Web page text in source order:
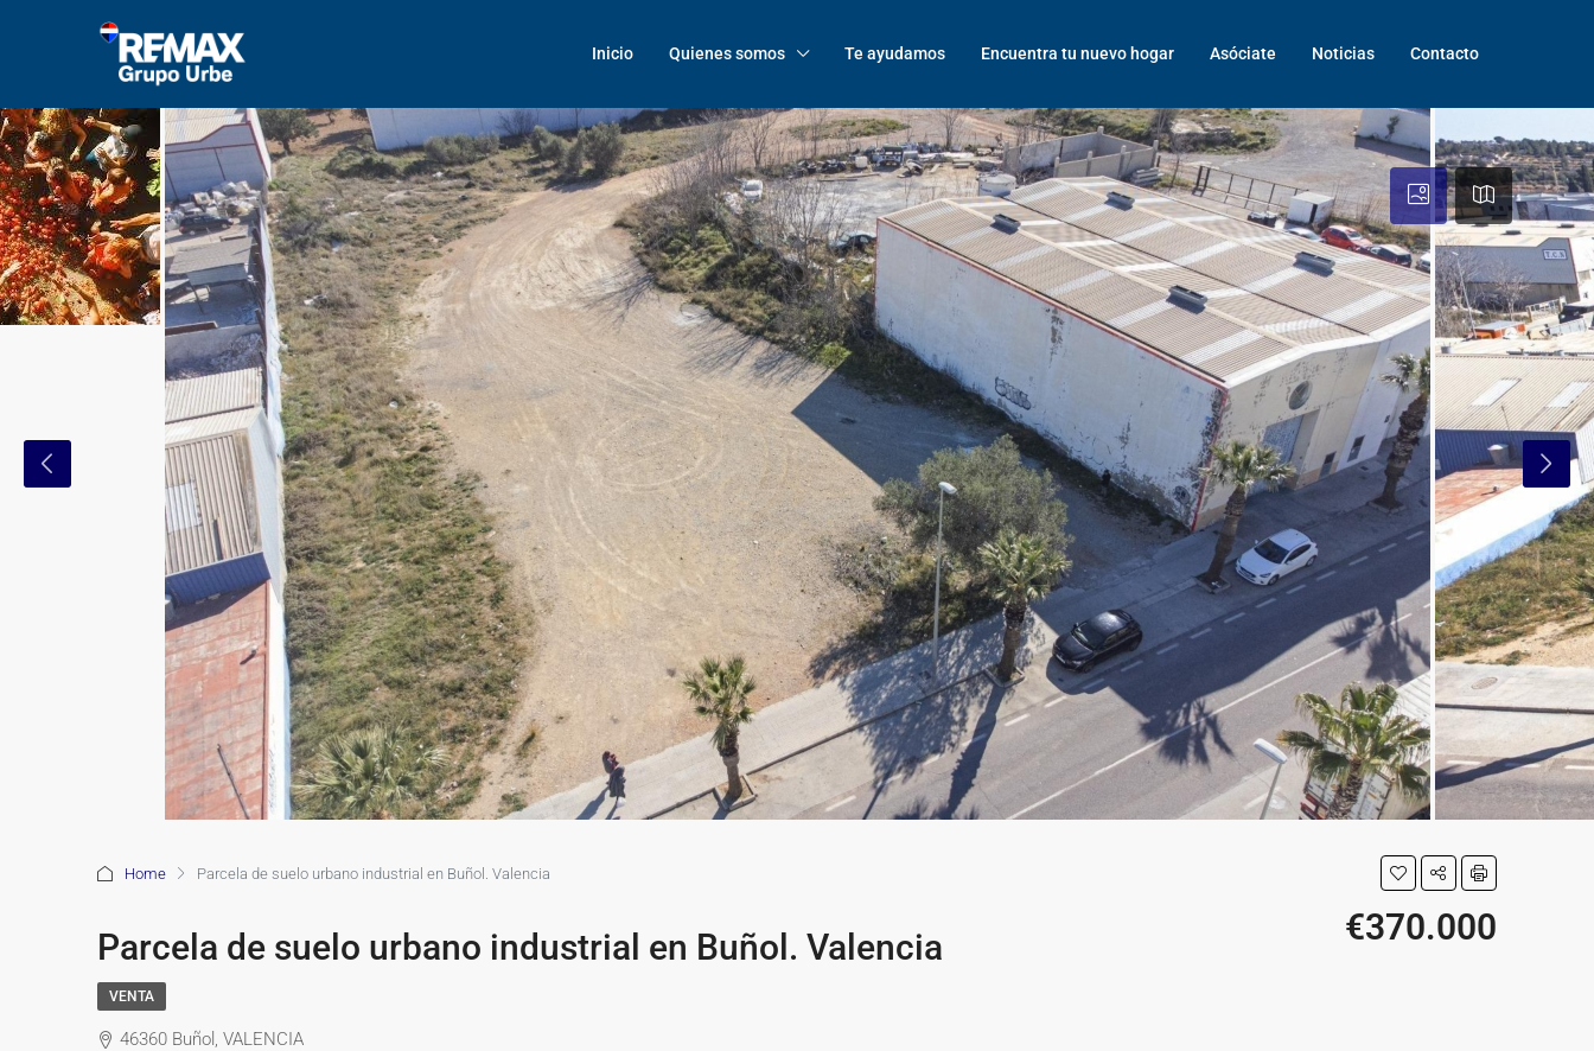
Inicio Quienes somos Te ayudamos Encuentra tu nuevo hogar Asóciate Noticias Contacto
Home Parcela de suelo urbano industrial en Buñol. Valencia
Parcela de suelo urbano industrial en Buñol. Valencia €370.000
VENTA
46360 Buñol, VALENCIA